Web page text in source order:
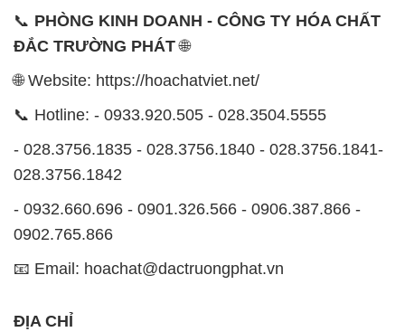
📞 PHÒNG KINH DOANH - CÔNG TY HÓA CHẤT
ĐẮC TRƯỜNG PHÁT🌐
🌐 Website: https://hoachatviet.net/
📞 Hotline: - 0933.920.505 - 028.3504.5555
- 028.3756.1835 - 028.3756.1840 - 028.3756.1841-
028.3756.1842
- 0932.660.696 - 0901.326.566 - 0906.387.866 -
0902.765.866
📧 Email: hoachat@dactruongphat.vn
ĐỊA CHỈ